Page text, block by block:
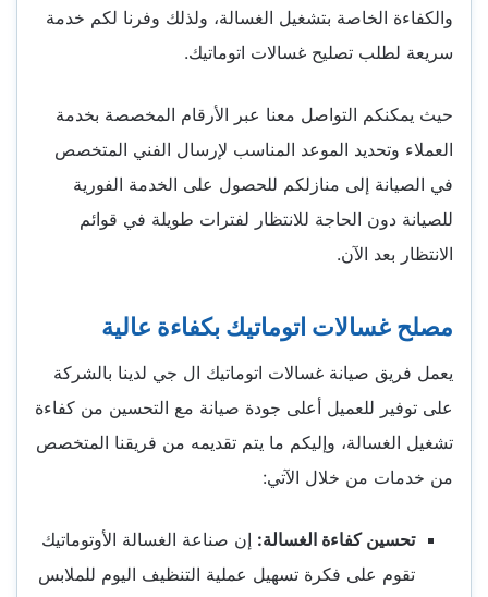
والكفاءة الخاصة بتشغيل الغسالة، ولذلك وفرنا لكم خدمة
سريعة لطلب تصليح غسالات اتوماتيك.
حيث يمكنكم التواصل معنا عبر الأرقام المخصصة بخدمة
العملاء وتحديد الموعد المناسب لإرسال الفني المتخصص
في الصيانة إلى منازلكم للحصول على الخدمة الفورية
للصيانة دون الحاجة للانتظار لفترات طويلة في قوائم
الانتظار بعد الآن.
مصلح غسالات اتوماتيك بكفاءة عالية
يعمل فريق صيانة غسالات اتوماتيك ال جي لدينا بالشركة
على توفير للعميل أعلى جودة صيانة مع التحسين من كفاءة
تشغيل الغسالة، وإليكم ما يتم تقديمه من فريقنا المتخصص
من خدمات من خلال الآتي:
تحسين كفاءة الغسالة: إن صناعة الغسالة الأوتوماتيك
تقوم على فكرة تسهيل عملية التنظيف اليوم للملابس